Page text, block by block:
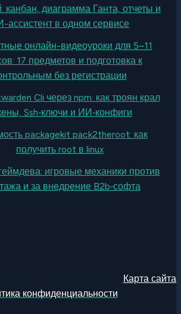
канбан, диаграмма Ганта, отчеты и
ассистент в одном сервисе
онлайн-видеоуроки для 5–11
17 предметов и подготовка к
без регистрации
Cli через npm: как троян крал
Ssh‑ключи и ИИ‑конфиги
packagekit pack2theroot: как
получить root в linux
игровые механики против
и за внедрение B2b‑софта
Карта сайта
конфиденциальности